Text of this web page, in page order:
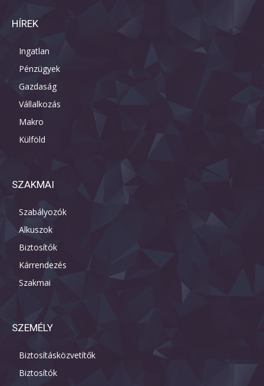
HÍREK
Ingatlan
Pénzügyek
Gazdaság
Vállalkozás
Makro
Külföld
SZAKMAI
Szabályozók
Alkuszok
Biztosítók
Kárrendezés
Szakmai
SZEMÉLY
Biztosításközvetítők
Biztosítók